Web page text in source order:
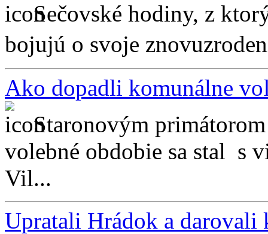
Sečovské hodiny, z
bojujú o svoje
Ako dopadli komunálne
Staronovým
volebné obdobie sa stal s
Vil...
Upratali Hrádok a darovali